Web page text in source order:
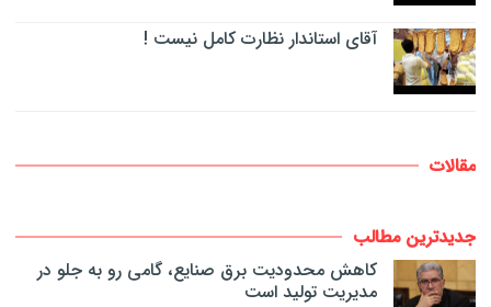
آقای استاندار نظارت کامل نیست !
مقالات
جدیدترین مطالب
کاهش محدودیت برق صنایع، گامی رو به جلو در
مدیریت تولید است